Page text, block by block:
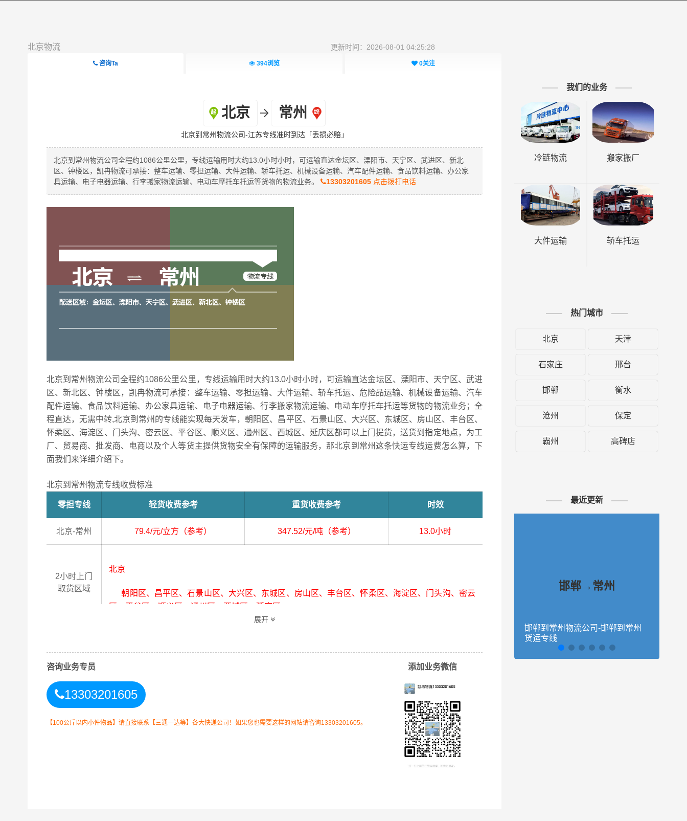
北京物流 更新时间：2026-08-01 04:25:28
咨询Ta 394浏览 0关注
北京 常州
北京到常州物流公司-江苏专线准时到达「丢损必赔」
北京到常州物流公司全程约1086公里公里，专线运输用时大约13.0小时小时，可运输直达金坛区、溧阳市、天宁区、武进区、新北
区、钟楼区，凯冉物流可承接：整车运输、零担运输、大件运输、轿车托运、机械设备运输、汽车配件运输、食品饮料运输、办公家
具运输、电子电器运输、行李搬家物流运输、电动车摩托车托运等货物的物流业务。
13303201605点击拨打电话
北京到常州物流公司全程约1086公里公里，专线运输用时大约13.0小时小时，可运输直达金坛区、溧阳市、天宁区、武进
区、新北区、钟楼区，凯冉物流可承接：整车运输、零担运输、大件运输、轿车托运、危险品运输、机械设备运输、汽车
配件运输、食品饮料运输、办公家具运输、电子电器运输、行李搬家物流运输、电动车摩托车托运等货物的物流业务；全
程直达，无需中转,北京到常州的专线能实现每天发车，朝阳区、昌平区、石景山区、大兴区、东城区、房山区、丰台区、
怀柔区、海淀区、门头沟、密云区、平谷区、顺义区、通州区、西城区、延庆区都可以上门提货，送货到指定地点，为工
厂、贸易商、批发商、电商以及个人等货主提供货物安全有保障的运输服务，那北京到常州这条快运专线运费怎么算，下
面我们来详细介绍下。
北京到常州物流专线收费标准
零担专线 轻货收费参考 重货收费参考 时效
北京-常州 79.4/元/立方（参考） 347.52/元/吨（参考） 13.0小时
2小时上门
取货区域
北京
朝阳区、昌平区、石景山区、大兴区、东城区、房山区、丰台区、怀柔区、海淀区、门头沟、密云
区、平谷区、顺义区、通州区、西城区、延庆区
金坛区、溧阳市、天宁区、武进区、新北区、钟楼区（详细送货位置请电话沟通）
以上北京 到
零担专线费用为市场透明价，仅供参考，不作为最终成交价格，望知晓！实际费用需
要结合实际您的需求和货物特性来确定最终合作价格，可咨询
客服获取报价。
总价
展开
咨询业务专员
13303201605
【100公斤以内小件物品】请直接联系【三通一达等】各大快递公司！如果您也需要这样的网站请咨询13303201605。
添加业务微信
我们的业务
冷链物流 搬家搬厂
大件运输 轿车托运
热门城市
北京 天津
石家庄 邢台
邯郸 衡水
沧州 保定
霸州 高碑店
最近更新
邯郸→常州
邯郸到常州物流公司-邯郸到常州
货运专线